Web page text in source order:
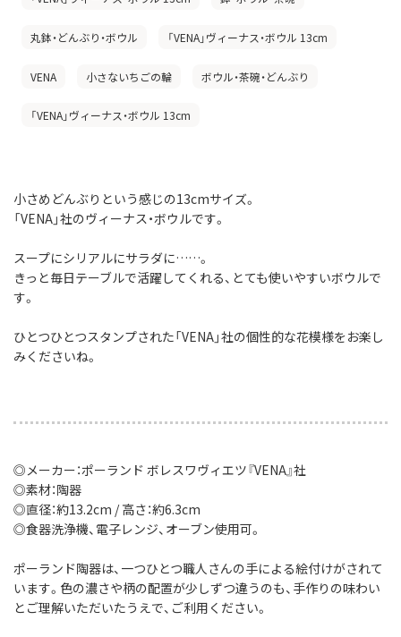
丸鉢・どんぶり・ボウル 「VENA」ヴィーナス・ボウル 13cm
VENA 小さないちごの輪 ボウル・茶碗・どんぶり
「VENA」ヴィーナス・ボウル 13cm
小さめどんぶりという感じの13cmサイズ。
「VENA」社のヴィーナス・ボウルです。
スープにシリアルにサラダに……。
きっと毎日テーブルで活躍してくれる、とても使いやすいボウルで
す。
ひとつひとつスタンプされた「VENA」社の個性的な花模様をお楽し
みくださいね。
◎メーカー：ポーランド ボレスワヴィエツ『VENA』社
◎素材：陶器
◎直径：約13.2cm / 高さ：約6.3cm
◎食器洗浄機、電子レンジ、オーブン使用可。
ポーランド陶器は、一つひとつ職人さんの手による絵付けがされて
います。色の濃さや柄の配置が少しずつ違うのも、手作りの味わい
とご理解いただいたうえで、ご利用ください。